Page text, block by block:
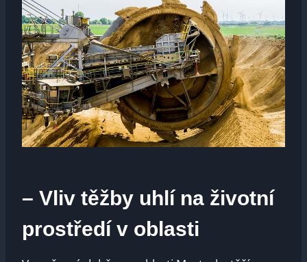
– Vliv těžby uhlí na životní
prostředí v oblasti